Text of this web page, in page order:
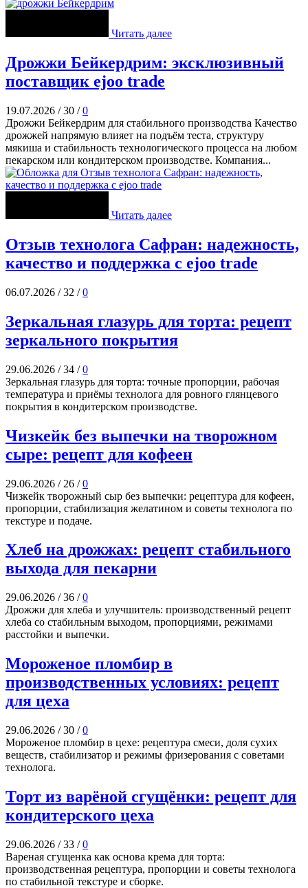
Читать далее
Дрожжи Бейкердрим: эксклюзивный
поставщик ejoo trade
19.07.2026 / 30 / 0
Дрожжи Бейкердрим для стабильного производства Качество
дрожжей напрямую влияет на подъём теста, структуру
мякиша и стабильность технологического процесса на любом
пекарском или кондитерском производстве. Компания...
Читать далее
Отзыв технолога Сафран: надежность,
качество и поддержка с ejoo trade
06.07.2026 / 32 / 0
Зеркальная глазурь для торта: рецепт
зеркального покрытия
29.06.2026 / 34 / 0
Зеркальная глазурь для торта: точные пропорции, рабочая
температура и приёмы технолога для ровного глянцевого
покрытия в кондитерском производстве.
Чизкейк без выпечки на творожном
сыре: рецепт для кофеен
29.06.2026 / 26 / 0
Чизкейк творожный сыр без выпечки: рецептура для кофеен,
пропорции, стабилизация желатином и советы технолога по
текстуре и подаче.
Хлеб на дрожжах: рецепт стабильного
выхода для пекарни
29.06.2026 / 36 / 0
Дрожжи для хлеба и улучшитель: производственный рецепт
хлеба со стабильным выходом, пропорциями, режимами
расстойки и выпечки.
Мороженое пломбир в
производственных условиях: рецепт
для цеха
29.06.2026 / 30 / 0
Мороженое пломбир в цехе: рецептура смеси, доля сухих
веществ, стабилизатор и режимы фризерования с советами
технолога.
Торт из варёной сгущёнки: рецепт для
кондитерского цеха
29.06.2026 / 33 / 0
Вареная сгущенка как основа крема для торта:
производственная рецептура, пропорции и советы технолога
по стабильной текстуре и сборке.